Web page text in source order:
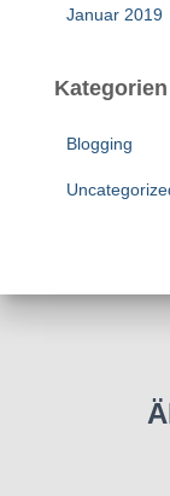
Januar 2019
Kategorien
Blogging